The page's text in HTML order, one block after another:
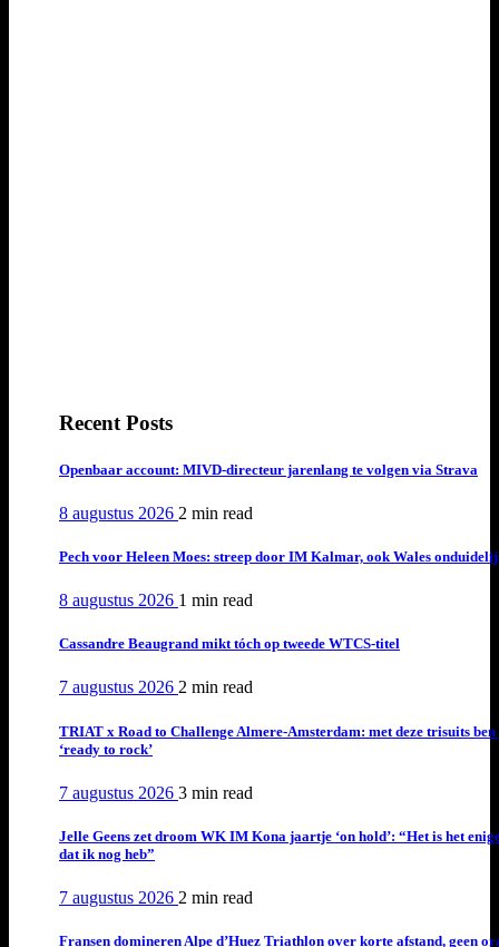
Recent Posts
Openbaar account: MIVD-directeur jarenlang te volgen via Strava
8 augustus 2026 2 min read
Pech voor Heleen Moes: streep door IM Kalmar, ook Wales
8 augustus 2026 1 min read
Cassandre Beaugrand mikt tóch op tweede WTCS-titel
7 augustus 2026 2 min read
TRIAT x Road to Challenge Almere-Amsterdam: met deze trisuits ben
‘ready to rock’
7 augustus 2026 3 min read
Jelle Geens zet droom WK IM Kona jaartje ‘on hold’: “Het is het
dat ik nog heb”
7 augustus 2026 2 min read
Fransen domineren Alpe d’Huez Triathlon over korte afstand, geen